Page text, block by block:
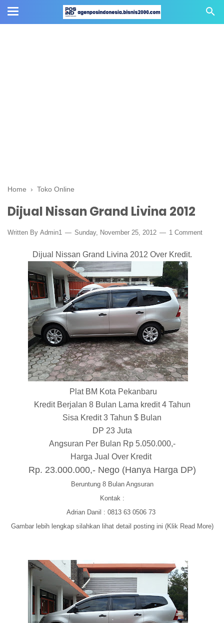
Home › Toko Online
Dijual Nissan Grand Livina 2012
Written By Admin1 Sunday, November 25, 2012 1 Comment
Dijual Nissan Grand Livina 2012 Over Kredit.
Plat BM Kota Pekanbaru
Kredit Berjalan 8 Bulan Lama kredit 4 Tahun
Sisa Kredit 3 Tahun $ Bulan
DP 23 Juta
Angsuran Per Bulan Rp 5.050.000,-
Harga Jual Over Kredit
Rp. 23.000.000,- Nego (Hanya Harga DP)
Beruntung 8 Bulan Angsuran
Kontak :
Adrian Danil : 0813 63 0506 73
Gambar lebih lengkap silahkan lihat detail posting ini (Klik Read More)